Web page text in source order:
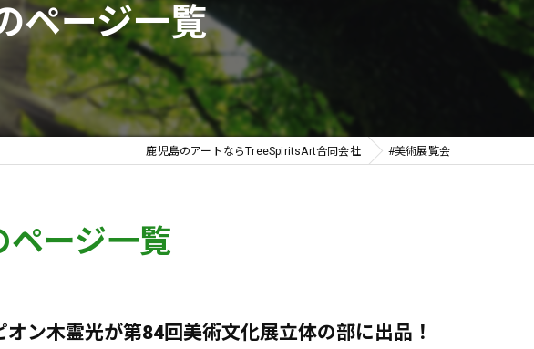
ページ一覧
鹿児島のアートならTreeSpiritsArt合同会社 #美術展覧会
ページ一覧
ン木霊光が第84回美術文化展立体の部に出品！